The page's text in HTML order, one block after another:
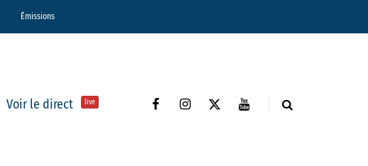
Émissions
Voir le direct live